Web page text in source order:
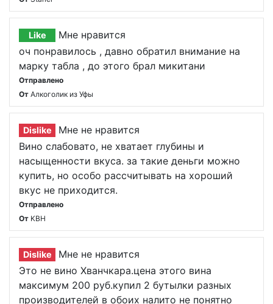
Like
Мне нравится
оч понравилось , давно обратил внимание на
марку табла , до этого брал микитани
Отправлено
От Алкоголик из Уфы
Dislike
Мне не нравится
Вино слабовато, не хватает глубины и
насыщенности вкуса. за такие деньги можно
купить, но особо рассчитывать на хороший
вкус не приходится.
Отправлено
От KBH
Dislike
Мне не нравится
Это не вино Хванчкара.цена этого вина
максимум 200 руб.купил 2 бутылки разных
производителей в обоих налито не понятно